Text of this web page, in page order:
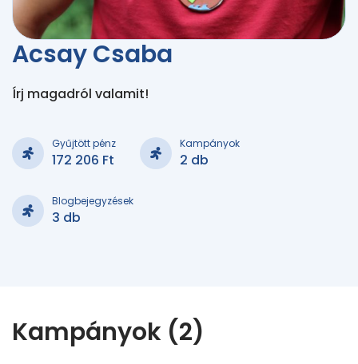
Acsay Csaba
Írj magadról valamit!
Gyűjtött pénz
172 206 Ft
Kampányok
2 db
Blogbejegyzések
3 db
Kampányok (2)